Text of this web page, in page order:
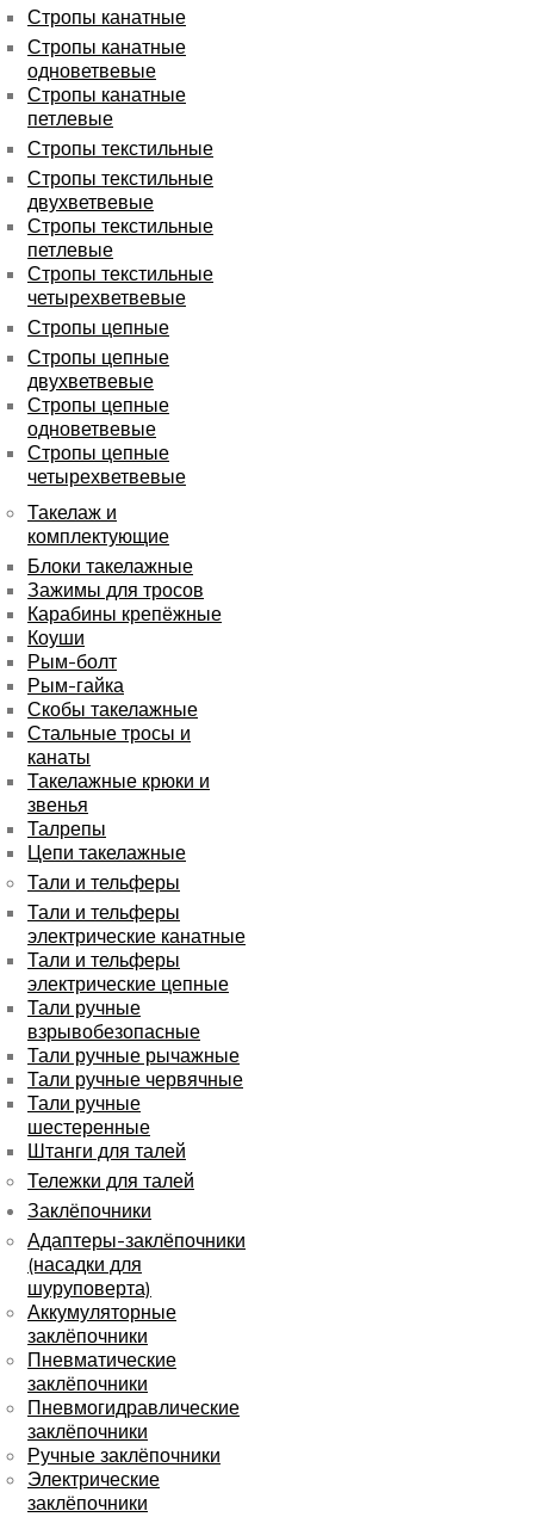
Стропы канатные
Стропы канатные
одноветвевые
Стропы канатные
петлевые
Стропы текстильные
Стропы текстильные
двухветвевые
Стропы текстильные
петлевые
Стропы текстильные
четырехветвевые
Стропы цепные
Стропы цепные
двухветвевые
Стропы цепные
одноветвевые
Стропы цепные
четырехветвевые
Такелаж и
комплектующие
Блоки такелажные
Зажимы для тросов
Карабины крепёжные
Коуши
Рым-болт
Рым-гайка
Скобы такелажные
Стальные тросы и
канаты
Такелажные крюки и
звенья
Талрепы
Цепи такелажные
Тали и тельферы
Тали и тельферы
электрические канатные
Тали и тельферы
электрические цепные
Тали ручные
взрывобезопасные
Тали ручные рычажные
Тали ручные червячные
Тали ручные
шестеренные
Штанги для талей
Тележки для талей
Заклёпочники
Адаптеры-заклёпочники
(насадки для
шуруповерта)
Аккумуляторные
заклёпочники
Пневматические
заклёпочники
Пневмогидравлические
заклёпочники
Ручные заклёпочники
Электрические
заклёпочники